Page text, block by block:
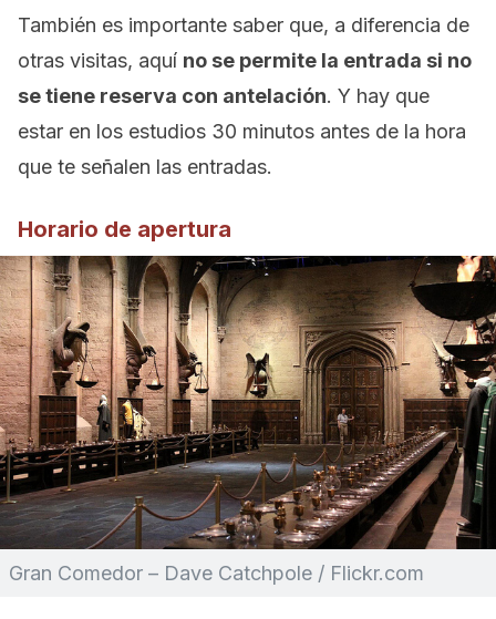
También es importante saber que, a diferencia de
otras visitas, aquí no se permite la entrada si no
se tiene reserva con antelación. Y hay que
estar en los estudios 30 minutos antes de la hora
que te señalen las entradas.
Horario de apertura
Gran Comedor – Dave Catchpole / Flickr.com